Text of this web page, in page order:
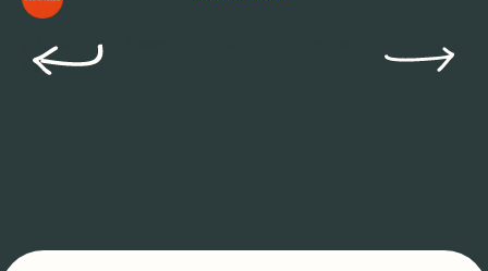
DER SPIEGEL
„Mental Load: Diese Tools helfen bei der gerechten Aufteilung
der Familienarbeit.“